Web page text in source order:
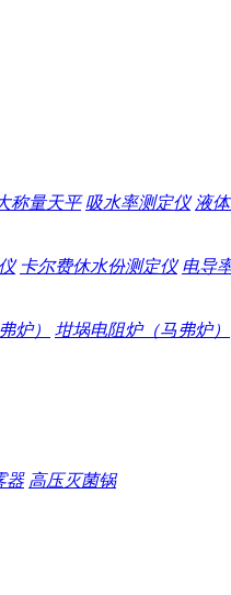
称量天平 吸水率测定仪 液
卡尔费休水份测定仪 电导
炉） 坩埚电阻炉（马弗炉）
器 高压灭菌锅